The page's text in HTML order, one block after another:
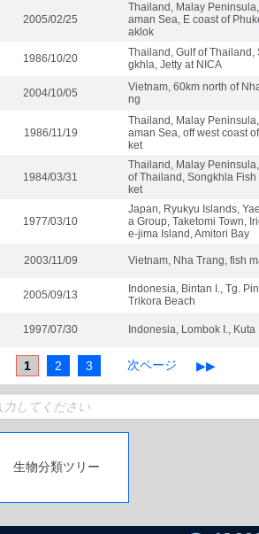
2005/02/25
Thailand, Malay
aman Sea, E coast of
aklok
1986/10/20
Thailand, Gulf of Thailand,
gkhla, Jetty at NICA
2004/10/05
Vietnam, 60km north of
ng
1986/11/19
Thailand, Malay
aman Sea, off west coast
ket
1984/03/31
Thailand, Malay
of Thailand, Songkhla Fish
ket
1977/03/10
Japan, Ryukyu Islands,
a Group, Taketomi Town,
e-jima Island, Amitori Bay
2003/11/09 Vietnam, Nha Trang, fish
2005/09/13
Indonesia, Bintan I., Tg.
Trikora Beach
1997/07/30 Indonesia, Lombok I., Kuta
1 2 3
生物分類ツリー